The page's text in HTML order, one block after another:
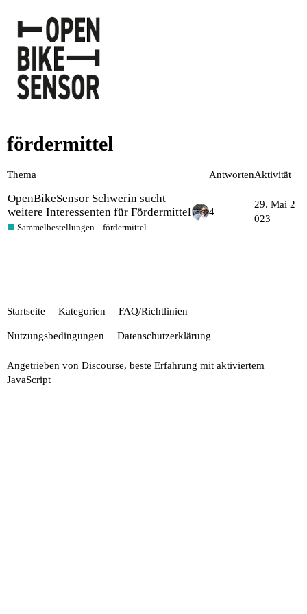
fördermittel
Thema AntwortenAktivität
OpenBikeSensor Schwerin sucht
weitere Interessenten für Fördermittel
Sammelbestellungen fördermittel
4
29. Mai 2
023
Startseite Kategorien FAQ/Richtlinien
Nutzungsbedingungen Datenschutzerklärung
Angetrieben von Discourse, beste Erfahrung mit aktiviertem
JavaScript